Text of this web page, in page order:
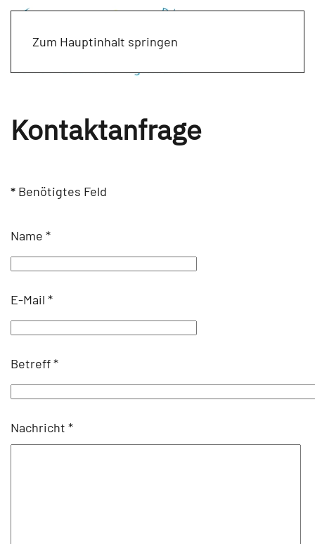
Zum Hauptinhalt springen
Kontaktanfrage
* Benötigtes Feld
Name *
E-Mail *
Betreff*
Nachricht *